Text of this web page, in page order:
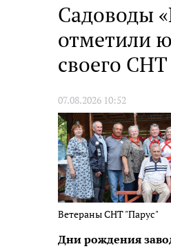
Садоводы
отметили
своего СНТ
07.08.2026 10:52
Ветераны СНТ "Парус"
Дни рождения